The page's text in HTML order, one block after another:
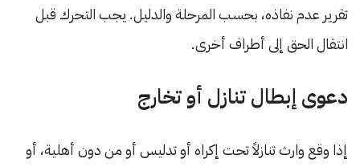
تقرير عدم نفاذه، بحسب المرحلة والدليل. يجب التحرك قبل
انتقال الحق إلى أطراف أخرى.
دعوى إبطال تنازل أو تخارج
إذا وقع وارث تنازلاً تحت إكراه أو تدليس أو من دون أهلية، أو